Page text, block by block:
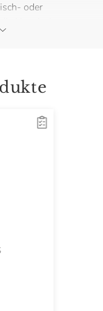
oder
mit einem gut